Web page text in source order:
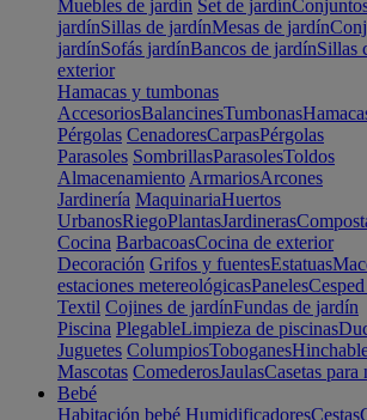
Muebles de jardín Set de jardín
jardínSillas de jardínMesas de jardín
jardínSofás jardínBancos de jardínSillas
exterior
Hamacas y tumbonas
AccesoriosBalancinesTumbonas
Pérgolas CenadoresCarpasPérgolas
Parasoles SombrillasParasolesToldos
Almacenamiento ArmariosArcones
Jardinería MaquinariaHuertos
UrbanosRiegoPlantasJardineras
Cocina BarbacoasCocina de exterior
Decoración Grifos y fuentesEstatuas
estaciones metereológicasPaneles
Textil Cojines de jardínFundas de jardín
Piscina PlegableLimpieza de piscinas
Juguetes ColumpiosToboganes
Mascotas ComederosJaulasCasetas para
Bebé
Habitación bebé HumidificadoresCestas